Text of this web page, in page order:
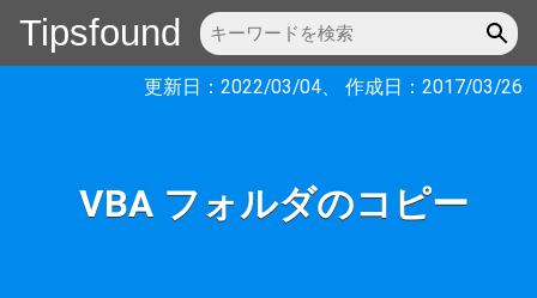
Tipsfound
更新日： 2022/03/04、 作成日： 2017/03/26
VBA フォルダのコピー